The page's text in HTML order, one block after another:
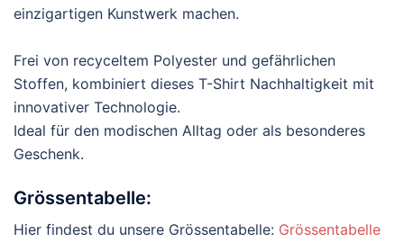
einzigartigen Kunstwerk machen.
Frei von recyceltem Polyester und gefährlichen
Stoffen, kombiniert dieses T-Shirt Nachhaltigkeit mit
innovativer Technologie.
Ideal für den modischen Alltag oder als besonderes
Geschenk.
Grössentabelle:
Hier findest du unsere Grössentabelle: Grössentabelle